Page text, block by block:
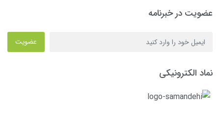
عضویت در خبرنامه
عضویت
نماد الکترونیکی